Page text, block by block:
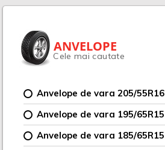
ANVELOPE
Cele mai cautate
Anvelope de vara 205/55R16
Anvelope de vara 195/65R15
Anvelope de vara 185/65R15